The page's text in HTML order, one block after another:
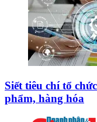
Siết tiêu chí tổ
phẩm, hàng hóa